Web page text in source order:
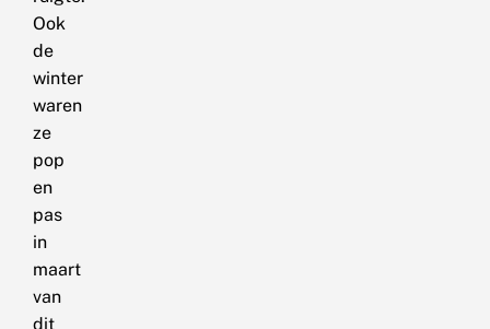
Ook
de
winter
waren
ze
pop
en
pas
in
maart
van
dit